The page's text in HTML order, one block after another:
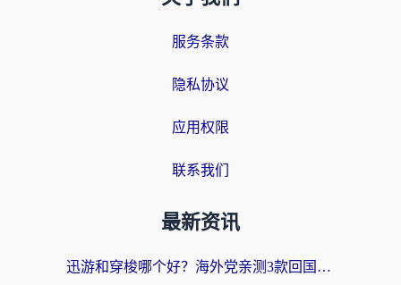
服务条款
隐私协议
应用权限
联系我们
最新资讯
迅游和穿梭哪个好？海外党亲测3款回国加速器+手游加速对比，附避坑指南